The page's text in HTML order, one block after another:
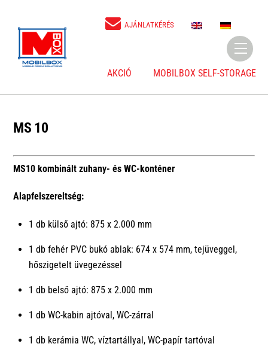
AJÁNLATKÉRÉS
E
D
Menu
AKCIÓ MOBILBOX SELF-STORAGE
MS 10
MS10 kombinált zuhany- és WC-konténer
Alapfelszereltség:
1 db külső ajtó: 875 x 2.000 mm
1 db fehér PVC bukó ablak: 674 x 574 mm, tejüveggel,
hőszigetelt üvegezéssel
1 db belső ajtó: 875 x 2.000 mm
1 db WC-kabin ajtóval, WC-zárral
1 db kerámia WC, víztartállyal, WC-papír tartóval